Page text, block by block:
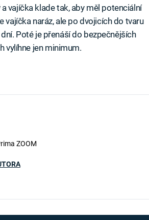
vajíčka klade tak, aby měl potenciální
vajíčka naráz, ale po dvojicích do tvaru
Poté je přenáší do bezpečnějších
vylíhne jen minimum.
ZOOM